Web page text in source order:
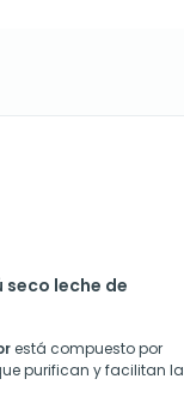
seco leche de
está compuesto por
purifican y facilitan la